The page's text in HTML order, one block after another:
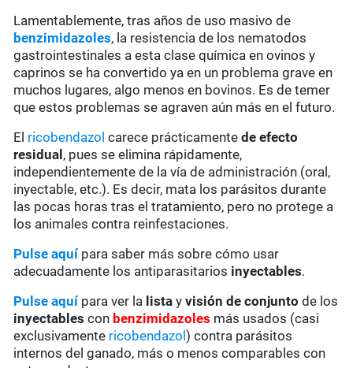
Lamentablemente, tras años de uso masivo de
benzimidazoles, la resistencia de los nematodos
gastrointestinales a esta clase química en ovinos y
caprinos se ha convertido ya en un problema grave en
muchos lugares, algo menos en bovinos. Es de temer
que estos problemas se agraven aún más en el futuro.
El ricobendazol carece prácticamente de efecto
residual , pues se elimina rápidamente,
independientemente de la vía de administración (oral,
inyectable, etc.). Es decir, mata los parásitos durante
las pocas horas tras el tratamiento, pero no protege a
los animales contra reinfestaciones.
Pulse aquípara saber más sobre cómo usar
adecuadamente los antiparasitarios inyectables.
Pulse aquí para ver la lista yvisión de conjunto de los
inyectables con benzimidazoles más usados (casi
exclusivamente ricobendazol) contra parásitos
internos del ganado, más o menos comparables con